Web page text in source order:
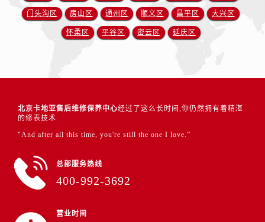
门头沟区 房山区 通州区 顺义区 昌平区 大兴区
怀柔区 平谷区 密云区 延庆区
北京卡地亚售后维修保养中心经过了这么长时间,你仍然拥有着精湛
的修表技术
"And after all this time, you're still the one I love.”
总部服务热线
400-992-3692
营业时间